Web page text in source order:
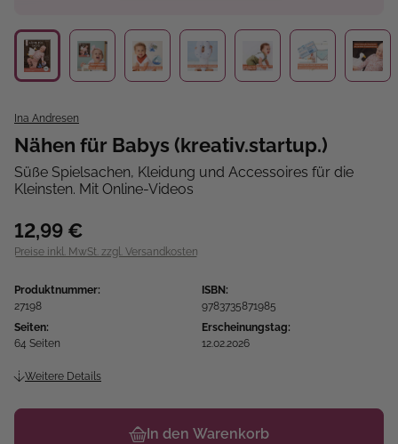
Ina Andresen
Nähen für Babys (kreativ.startup.)
Süße Spielsachen, Kleidung und Accessoires für die
Kleinsten. Mit Online-Videos
12,99 €
Preise inkl. MwSt. zzgl. Versandkosten
Produktnummer:
27198
ISBN:
9783735871985
Seiten:
64 Seiten
Erscheinungstag:
12.02.2026
Weitere Details
In den Warenkorb